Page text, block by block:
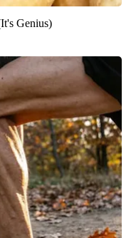
Genius)